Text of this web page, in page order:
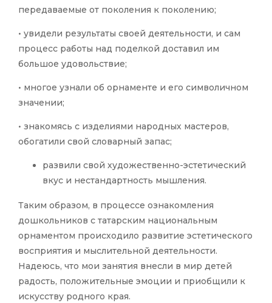
передаваемые от поколения к поколению;
• увидели результаты своей деятельности, и сам
процесс работы над поделкой доставил им
большое удовольствие;
• многое узнали об орнаменте и его символичном
значении;
• знакомясь с изделиями народных мастеров,
обогатили свой словарный запас;
развили свой художественно-эстетический
вкус и нестандартность мышления.
Таким образом, в процессе ознакомления
дошкольников с татарским национальным
орнаментом происходило развитие эстетического
восприятия и мыслительной деятельности.
Надеюсь, что мои занятия внесли в мир детей
радость, положительные эмоции и приобщили к
искусству родного края.